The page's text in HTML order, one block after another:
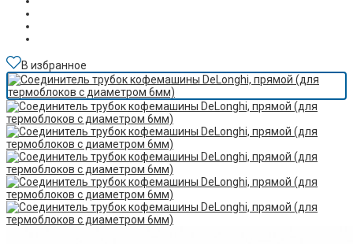
В избранное